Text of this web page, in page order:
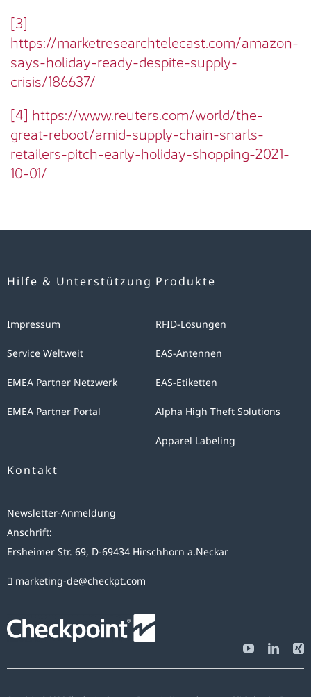
[3]
https://marketresearchtelecast.com/amazon-
says-holiday-ready-despite-supply-
crisis/186637/
[4] https://www.reuters.com/world/the-
great-reboot/amid-supply-chain-snarls-
retailers-pitch-early-holiday-shopping-2021-
10-01/
Produkte
RFID-Lösungen
EAS-Antennen
EAS-Etiketten
Alpha High Theft Solutions
Apparel Labeling
Hilfe & Unterstützung
Impressum
Service Weltweit
EMEA Partner Netzwerk
EMEA Partner Portal
Kontakt
Newsletter-Anmeldung
Anschrift:
Ersheimer Str. 69, D-69434 Hirschhorn a.Neckar
marketing-de@checkpt.com